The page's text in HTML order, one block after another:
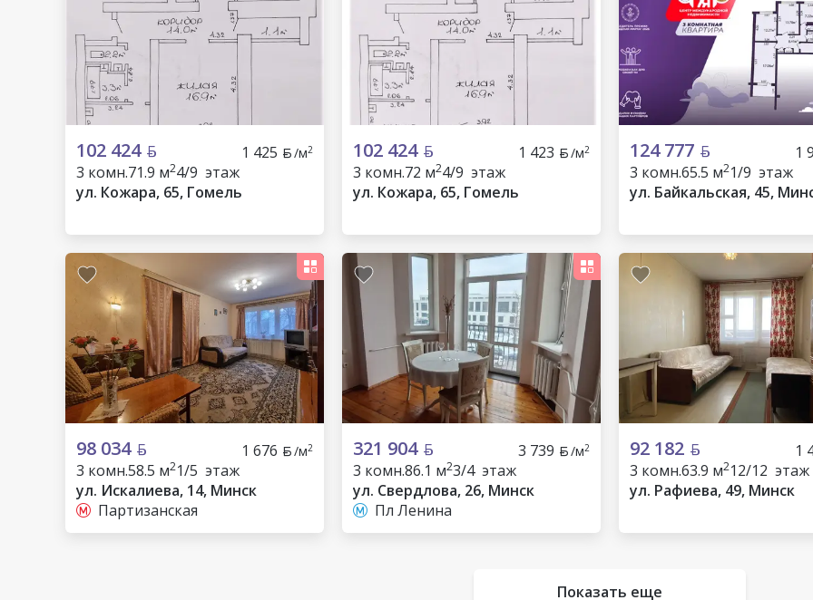
102 424 1 425 /м2
3 комн.71.9 м24/9 этаж
ул. Кожара, 65, Гомель
102 424 1 423 /м2
3 комн.72 м24/9 этаж
ул. Кожара, 65, Гомель
124 777
1
3 комн.65.5 м21/9 этаж
ул. Байкальская, 45,
98 034 1 676 /м2
3 комн.58.5 м21/5 этаж
ул. Искалиева, 14, Минск
Партизанская
321 904 3 739 /м2
3 комн.86.1 м23/4 этаж
ул. Свердлова, 26, Минск
Пл Ленина
92 182
1
3 комн.63.9 м212/12 этаж
ул. Рафиева, 49, Минск
Показать еще